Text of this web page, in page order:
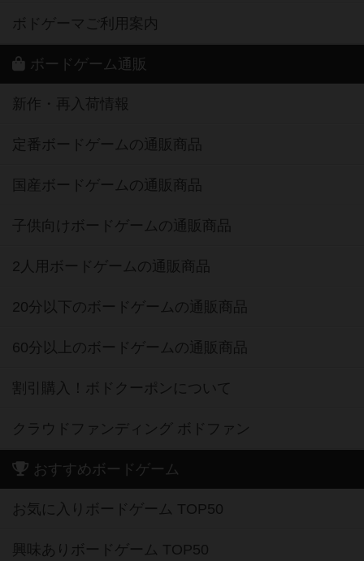
ボドゲーマご利用案内
ボードゲーム通販
新作・再入荷情報
定番ボードゲームの通販商品
国産ボードゲームの通販商品
子供向けボードゲームの通販商品
2人用ボードゲームの通販商品
20分以下のボードゲームの通販商品
60分以上のボードゲームの通販商品
割引購入！ボドクーポンについて
クラウドファンディング ボドファン
おすすめボードゲーム
お気に入りボードゲーム TOP50
興味ありボードゲーム TOP50